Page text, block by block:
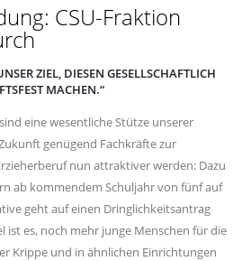
CSU-Fraktion
ZIEL, DIESEN GESELLSCHAFTLICH
MACHEN.“
eine wesentliche Stütze unserer
genügend Fachkräfte zur
nun attraktiver werden: Dazu
ab kommendem Schuljahr von fünf auf
geht auf einen Dringlichkeitsantrag
ist es, noch mehr junge Menschen für die
Krippe und in ähnlichen Einrichtungen